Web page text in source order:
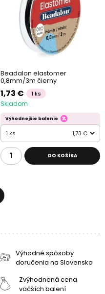
Beadalon elastomer
0,8mm/3m čierny
1,73 € 1 ks
Skladom
Výhodnejšie balenie
1 ks 1,73 €
DO KOŠÍKA
Výhodné spôsoby
doručenia na Slovensko
Zvýhodnená cena
väčších balení